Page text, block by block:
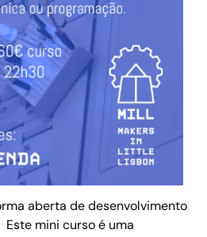
aberta de desen­vol­vi­mento
mini curso é uma